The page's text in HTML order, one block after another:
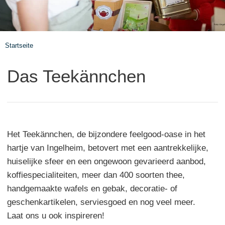
Startseite
Das Teekännchen
Het Teekännchen, de bijzondere feelgood-oase in het
hartje van Ingelheim, betovert met een aantrekkelijke,
huiselijke sfeer en een ongewoon gevarieerd aanbod,
koffiespecialiteiten, meer dan 400 soorten thee,
handgemaakte wafels en gebak, decoratie- of
geschenkartikelen, serviesgoed en nog veel meer.
Laat ons u ook inspireren!